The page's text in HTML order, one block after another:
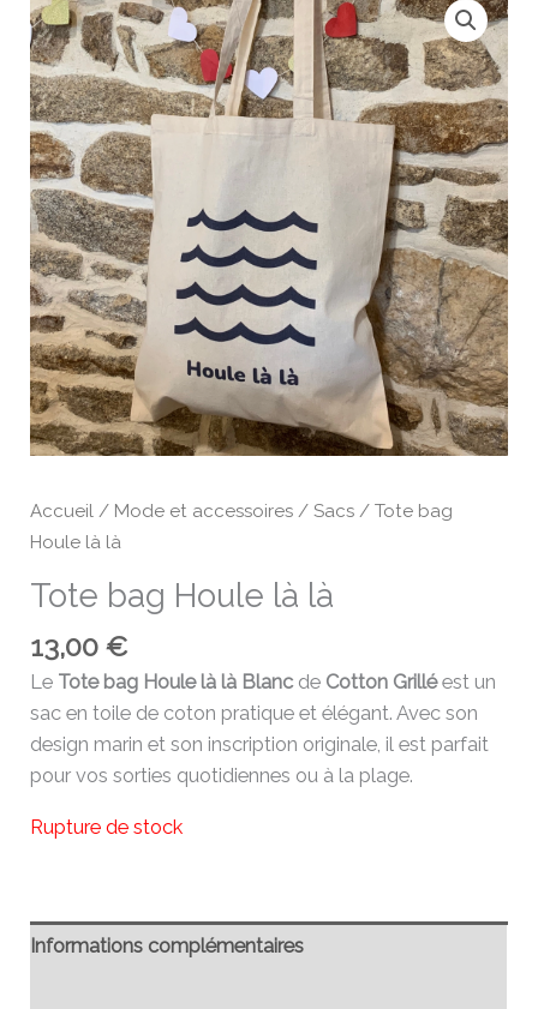
Accueil / Mode et accessoires /Sacs / Tote bag
Houle là là
Tote bag Houle là là
13,00€
Le Tote bag Houle là là Blancde Cotton Grilléest un
sac en toile de coton pratique et élégant. Avec son
design marin et son inscription originale, il est parfait
pour vos sorties quotidiennes ou à la plage.
Rupture de stock
Informations complémentaires